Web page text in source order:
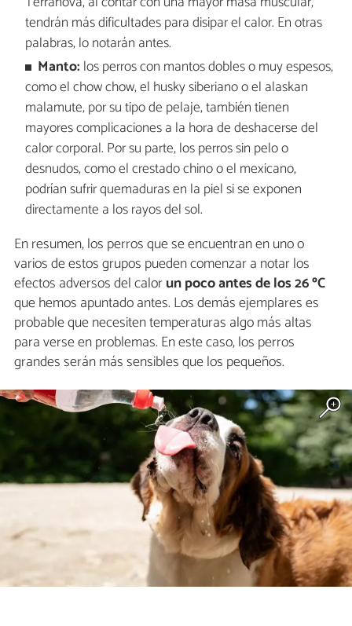
tendrán más dificultades para disipar el calor. En otras
palabras, lo notarán antes.
Manto: los perros con mantos dobles o muy espesos,
como el chow chow, el husky siberiano o el alaskan
malamute, por su tipo de pelaje, también tienen
mayores complicaciones a la hora de deshacerse del
calor corporal. Por su parte, los perros sin pelo o
desnudos, como el crestado chino o el mexicano,
podrían sufrir quemaduras en la piel si se exponen
directamente a los rayos del sol.
En resumen, los perros que se encuentran en uno o
varios de estos grupos pueden comenzar a notar los
efectos adversos del calorun poco antes de los 26 ºC
que hemos apuntado antes. Los demás ejemplares es
probable que necesiten temperaturas algo más altas
para verse en problemas. En este caso, los perros
grandes serán más sensibles que los pequeños.